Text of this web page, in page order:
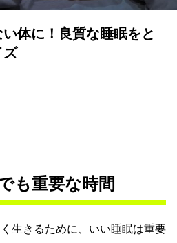
体に！良質な睡眠をと
ズ
も重要な時間
生きるために、いい睡眠は重要